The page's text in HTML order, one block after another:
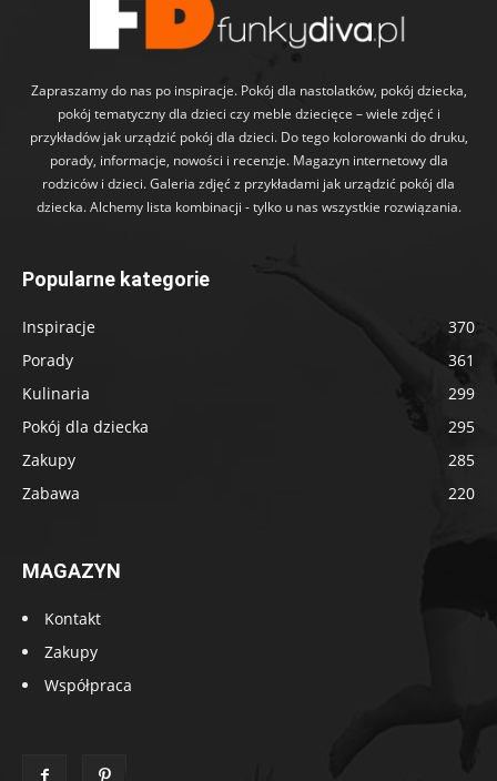
Zapraszamy do nas po inspiracje. Pokój dla nastolatków, pokój dziecka,
pokój tematyczny dla dzieci czy meble dziecięce – wiele zdjęć i
przykładów jak urządzić pokój dla dzieci. Do tego kolorowanki do druku,
porady, informacje, nowości i recenzje. Magazyn internetowy dla
rodziców i dzieci. Galeria zdjęć z przykładami jak urządzić pokój dla
dziecka. Alchemy lista kombinacji - tylko u nas wszystkie rozwiązania.
Popularne kategorie
Inspiracje
370
Porady
361
Kulinaria
299
Pokój dla dziecka
295
Zakupy
285
Zabawa
220
MAGAZYN
Kontakt
Zakupy
Współpraca